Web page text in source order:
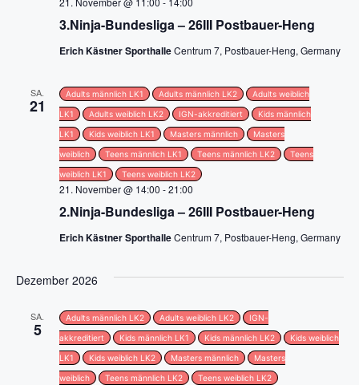
i
c
h
t
e
,
N
a
i
3.Ninja-Bundesliga – 26III Postbauer-Heng
Erich Kästner SporthalleCentrum 7, Postbauer-Heng, Germany
SA.
21
2.Ninja-Bundesliga – 26III Postbauer-Heng
21. November @ 14:00 -21:00
Adults männlich LK1 Adults männlich LK2 Adults weiblich
LK1 Adults weiblich LK2 IGN-akkreditiert Kids männlich
LK1 Kids weiblich LK1 Masters männlich Masters
weiblich Teens männlich LK1 Teens männlich LK2 Teens
weiblich LK1 Teens weiblich LK2
Erich Kästner SporthalleCentrum 7, Postbauer-Heng, Germany
Dezember 2026
SA.
5
Adults männlich LK2 Adults weiblich LK2 IGN-
akkreditiert Kids männlich LK1 Kids männlich LK2 Kids weiblich
LK1 Kids weiblich LK2 Masters männlich Masters
weiblich Teens männlich LK2 Teens weiblich LK2